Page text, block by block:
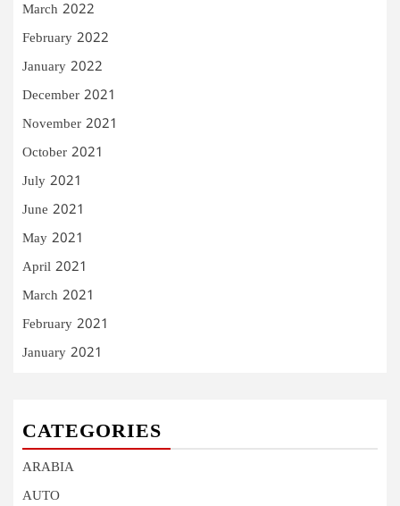
March 2022
February 2022
January 2022
December 2021
November 2021
October 2021
July 2021
June 2021
May 2021
April 2021
March 2021
February 2021
January 2021
CATEGORIES
ARABIA
AUTO